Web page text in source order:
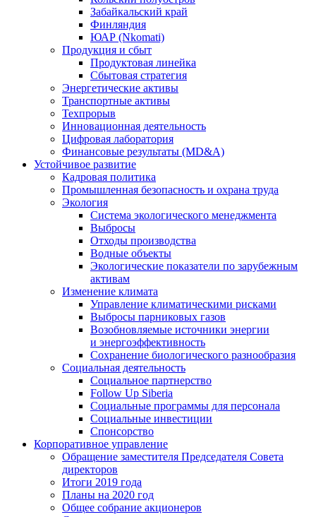
Забайкальский край
Финляндия
ЮАР (Nkomati)
Продукция и сбыт
Продуктовая линейка
Сбытовая стратегия
Энергетические активы
Транспортные активы
Техпрорыв
Инновационная деятельность
Цифровая лаборатория
Финансовые результаты (MD&A)
Устойчивое развитие
Кадровая политика
Промышленная безопасность и охрана труда
Экология
Система экологического менеджмента
Выбросы
Отходы производства
Водные объекты
Экологические показатели по зарубежным
активам
Изменение климата
Управление климатическими рисками
Выбросы парниковых газов
Возобновляемые источники энергии
и энергоэффективность
Сохранение биологического разнообразия
Социальная деятельность
Социальное партнерство
Follow Up Siberia
Социальные программы для персонала
Социальные инвестиции
Спонсорство
Корпоративное управление
Обращение заместителя Председателя Совета
директоров
Итоги 2019 года
Планы на 2020 год
Общее собрание акционеров